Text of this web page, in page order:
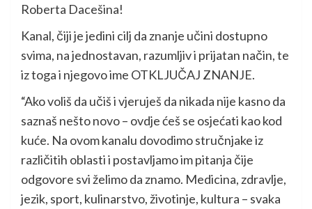
Roberta Dacešina!
Kanal, čiji je jedini cilj da znanje učini dostupno
svima, na jednostavan, razumljiv i prijatan način, te
iz toga i njegovo ime OTKLJUČAJ ZNANJE.
“Ako voliš da učiš i vjeruješ da nikada nije kasno da
saznaš nešto novo – ovdje ćeš se osjećati kao kod
kuće. Na ovom kanalu dovodimo stručnjake iz
različitih oblasti i postavljamo im pitanja čije
odgovore svi želimo da znamo. Medicina, zdravlje,
jezik, sport, kulinarstvo, životinje, kultura – svaka